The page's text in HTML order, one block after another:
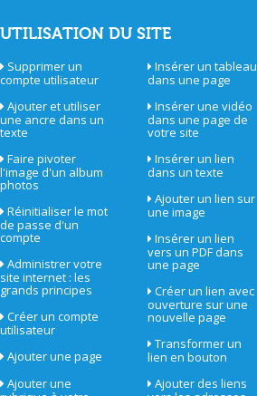
UTILISATION DU SITE
Supprimer un
compte utilisateur
Ajouter et utiliser
une ancre dans un
texte
Faire pivoter
l'image d'un album
photos
Réinitialiser le mot
de passe d'un
compte
Administrer votre
site internet : les
grands principes
Créer un compte
utilisateur
Ajouter une page
Ajouter une
Insérer un tableau
dans une page
Insérer une vidéo
dans une page de
votre site
Insérer un lien
dans un texte
Ajouter un lien sur
une image
Insérer un lien
vers un PDF dans
une page
Créer un lien avec
ouverture sur une
nouvelle page
Transformer un
lien en bouton
Ajouter des liens